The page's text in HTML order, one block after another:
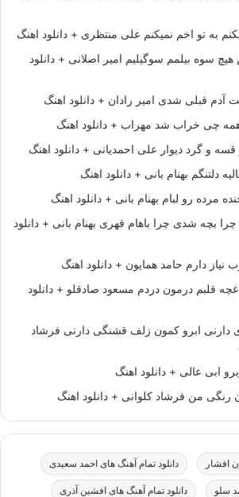
به تو اخم نمیکنم علی منتظری + دانلود اهنگ
سوه بیلمم سوگیلیم امیر اصلانی + دانلود
آدم قبلی شدی امیر رادان + دانلود اهنگ
چی خراب شد مهراب + دانلود اهنگ
و گرد دیوار علی احمدیانی + دانلود اهنگ
دلتنگم بهنام بانی + دانلود اهنگ
مرده رو لبام بهنام بانی + دانلود اهنگ
بچه شدی چرا باهام قهری بهنام بانی + دانلود
نیاز دارم حامد همایون + دانلود اهنگ
قلبم درمون دردم مسعود صادقلو + دانلود
دارنی ابرو کمون زلف قشنگی دارنی فرشاد
ابی عالی + دانلود اهنگ
من فرشاد کلوانی + دانلود اهنگ
افشار دانلود تمام آهنگ های احمد سعیدی
سلو دانلود تمام آهنگ های افشین آذری